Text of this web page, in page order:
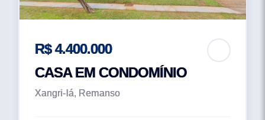
R$ 4.400.000
CASA EM CONDOMÍNIO
Xangri-lá, Remanso